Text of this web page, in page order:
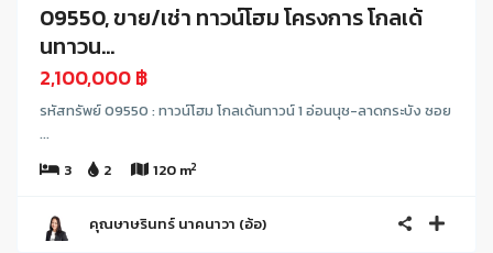
09550, ขาย/เช่า ทาวน์โฮม โครงการ โกลเด้
นทาวน...
2,100,000 ฿
รหัสทรัพย์ 09550 : ทาวน์โฮม โกลเด้นทาวน์ 1 อ่อนนุช-ลาดกระบัง ซอย
...
3
2 120 m2
คุณษาษรินทร์ นาคนาวา (อ้อ)